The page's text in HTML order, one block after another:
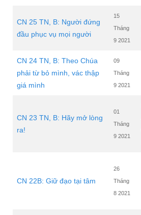
CN 25 TN, B: Người đứng
đầu phục vụ mọi người
15
Tháng
9 2021
CN 24 TN, B: Theo Chúa
phải từ bỏ mình, vác thập
giá mình
09
Tháng
9 2021
CN 23 TN, B: Hãy mở lòng
ra!
01
Tháng
9 2021
CN 22B: Giữ đạo tại tâm
26
Tháng
8 2021